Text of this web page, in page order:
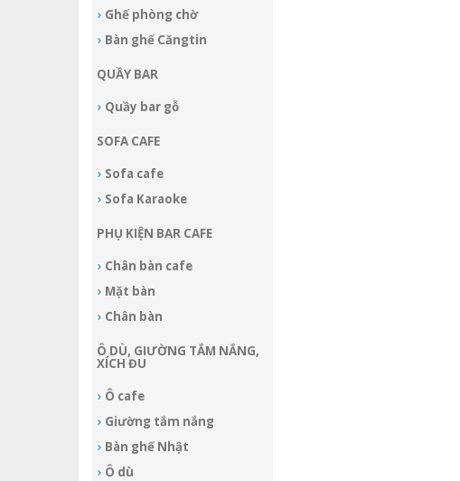
Ghế phòng chờ
Bàn ghế Căngtin
QUẦY BAR
Quầy bar gỗ
SOFA CAFE
Sofa cafe
Sofa Karaoke
PHỤ KIỆN BAR CAFE
Chân bàn cafe
Mặt bàn
Chân bàn
Ô DÙ, GIƯỜNG TẮM NẮNG,
XÍCH ĐU
Ô cafe
Giường tắm nắng
Bàn ghế Nhật
Ô dù